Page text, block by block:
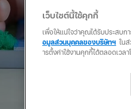
เว็บไซต์นี้ใช้คุกกี้
เพื่อให้แน่ใจว่าคุณได้รับประสบ
อมูลส่วนบุคคลของบริษัทฯ ใน
ารตั้งค่าใช้งานคุกกี้ได้ตลอดเวล